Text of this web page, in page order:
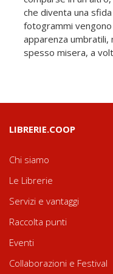
che diventa una
fotogrammi
apparenza umbratili,
spesso misera, a
LIBRERIE.COOP
Chi siamo
Le Librerie
Servizi e vantaggi
Raccolta punti
Eventi
Collaborazioni e Festival